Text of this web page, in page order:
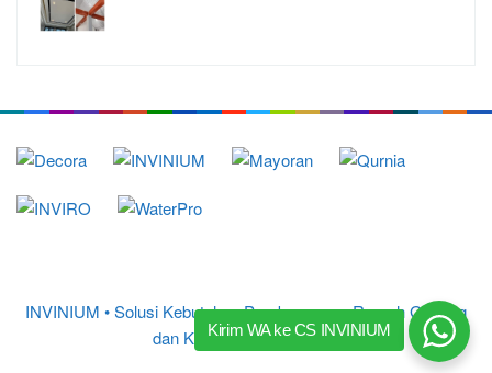
INVINIUM • Solusi Kebutuhan Pembangunan Rumah Gedung
dan Kantor© 2017 – 2026
Kirim WA ke CS INVINIUM